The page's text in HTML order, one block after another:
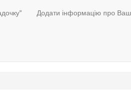
Додати інформацію про